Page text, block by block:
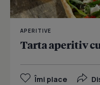
APERITIVE
Tarta aperitiv
Îmi place